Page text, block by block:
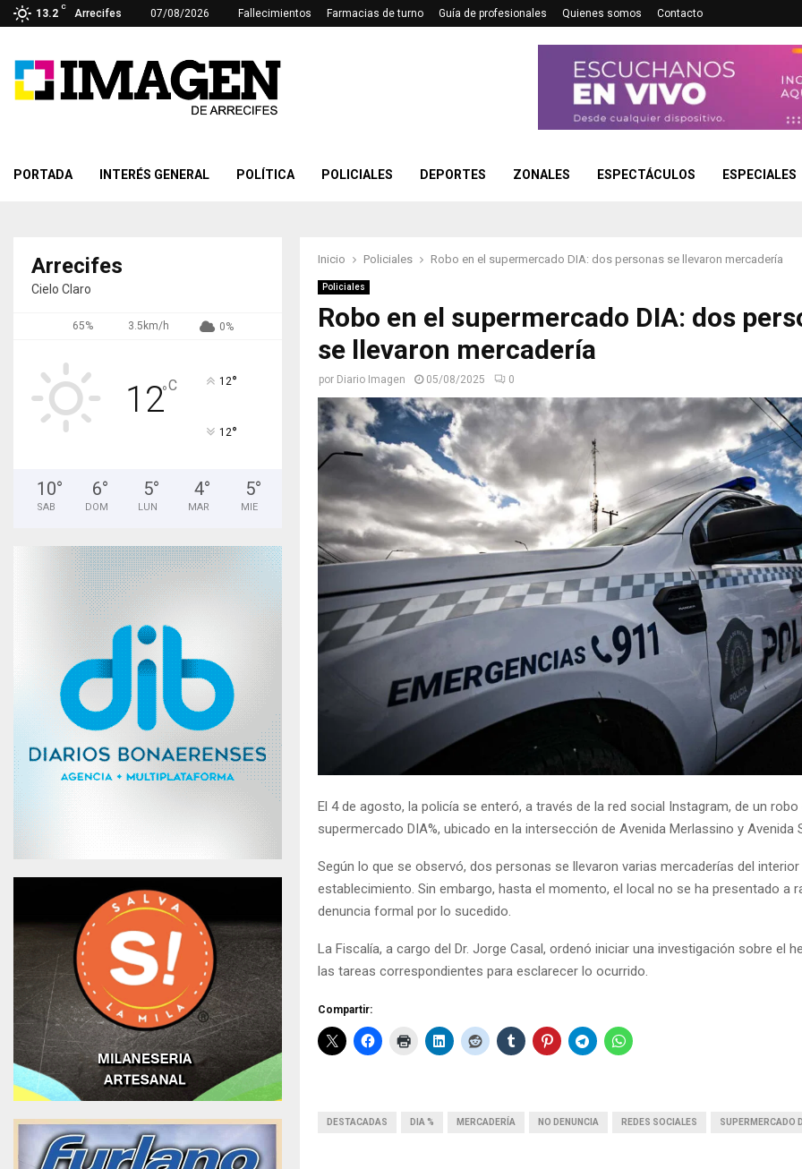
13.2
C
Arrecifes 07/08/2026 Fallecimientos Farmacias de turno Guía de profesionales Quienes somos Contacto
PORTADA INTERÉS GENERAL POLÍTICA POLICIALES DEPORTES ZONALES ESPECTÁCULOS ESPECIALES
Inicio Policiales Robo en el supermercado DIA: dos personas se llevaron mercadería
Policiales
Robo en el supermercado DIA: dos
se llevaron mercadería
por Diario Imagen 05/08/2025 0
El 4 de agosto, la policía se enteró, a través de la red social Instagram, de un
supermercado DIA%, ubicado en la intersección de Avenida Merlassino y Avenida
Según lo que se observó, dos personas se llevaron varias mercaderías del interior
establecimiento. Sin embargo, hasta el momento, el local no se ha presentado a
denuncia formal por lo sucedido.
La Fiscalía, a cargo del Dr. Jorge Casal, ordenó iniciar una investigación sobre el
las tareas correspondientes para esclarecer lo ocurrido.
Compartir:
DESTACADAS DIA % MERCADERÍA NO DENUNCIA REDES SOCIALES SUPERMERCADO
Arrecifes
Cielo Claro
65% 3.5km/h 0%
12°C 12°
12°
10°
SAB
6°
DOM
5°
LUN
4°
MAR
5°
MIE